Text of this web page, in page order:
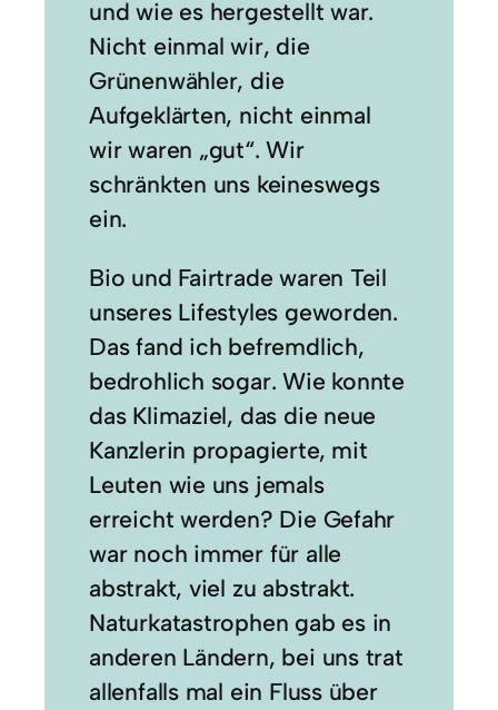
und wie es hergestellt war.
Nicht einmal wir, die
Grünenwähler, die
Aufgeklärten, nicht einmal
wir waren „gut“. Wir
schränkten uns keineswegs
ein.
Bio und Fairtrade waren Teil
unseres Lifestyles geworden.
Das fand ich befremdlich,
bedrohlich sogar. Wie konnte
das Klimaziel, das die neue
Kanzlerin propagierte, mit
Leuten wie uns jemals
erreicht werden? Die Gefahr
war noch immer für alle
abstrakt, viel zu abstrakt.
Naturkatastrophen gab es in
anderen Ländern, bei uns trat
allenfalls mal ein Fluss über